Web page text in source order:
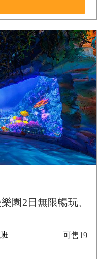
園2日無限暢玩、
可售19